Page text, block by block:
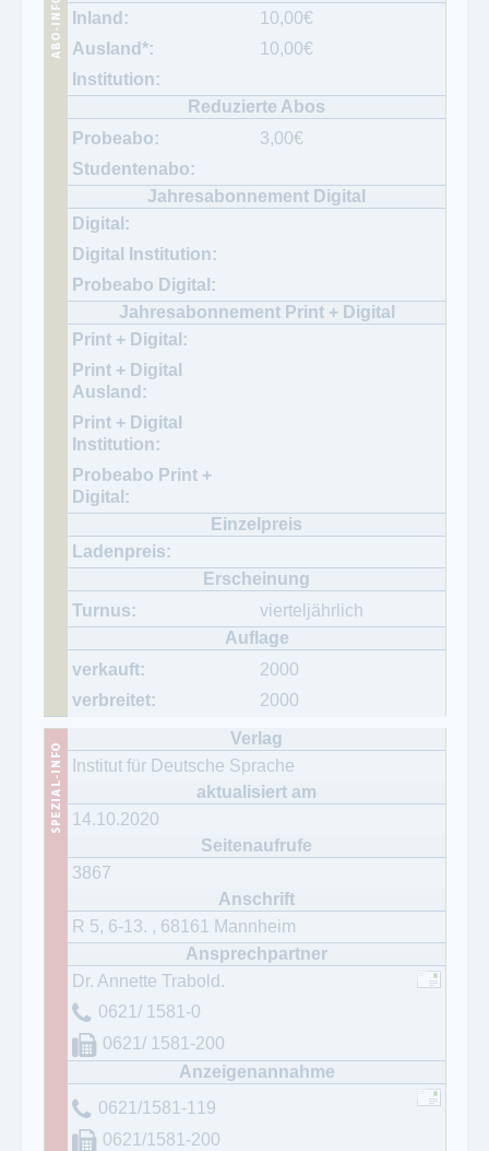
10,00€
10,00€
3,00€
vierteljährlich
2000
2000
Institut für Deutsche Sprache
14.10.2020
3867
R 5, 6-13. , 68161 Mannheim
Dr. Annette Trabold.
0621/ 1581-0
0621/ 1581-200
0621/1581-119
0621/1581-200